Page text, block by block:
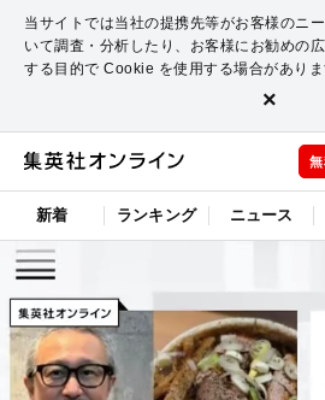
当サイトでは当社の提携先等がお客様のニ
いて調査・分析したり、お客様にお勧めの
する目的で Cookie を使用する場合がありま
×
新着 ランキング ニュース